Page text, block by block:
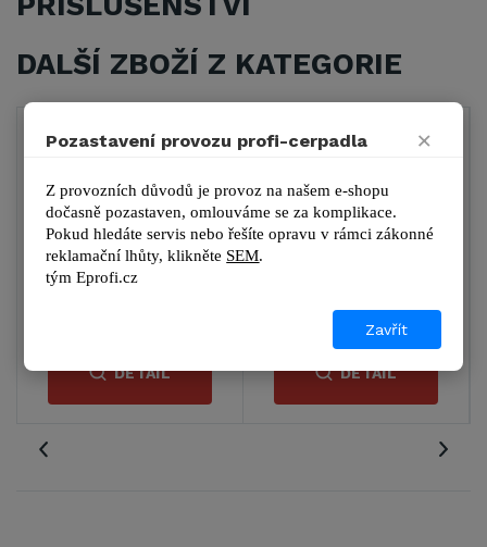
DALŠÍ ZBOŽÍ Z KATEGORIE
- aku
do sudu
DETAIL
3
Extol Premium - aku
čerpadlo do sudu bez
DETAIL
Pozastavení provozu profi-cerpadla ×
Z provozních důvodů je provoz na našem e-shopu
dočasně pozastaven, omlouváme se za komplikace.
Pokud hledáte servis nebo řešíte opravu v rámci zákonné
reklamační lhůty, klikněte SEM.
tým Eprofi.cz
Zavřít